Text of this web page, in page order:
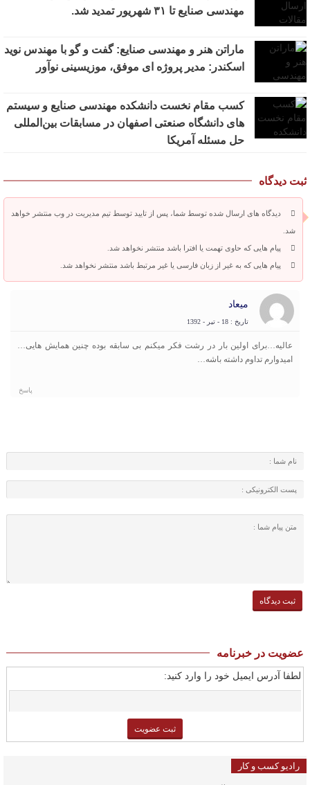
مهندسی صنایع تا ۳۱ شهریور تمدید شد.
ماراتن هنر و مهندسی صنایع: گفت و گو با مهندس نوید
اسکندر: مدیر پروژه ای موفق، موزیسینی نوآور
کسب مقام نخست دانشکده مهندسی صنایع و سیستم
های دانشگاه صنعتی اصفهان در مسابقات بین‌المللی
حل مسئله آمریکا
ثبت دیدگاه
دیدگاه های ارسال شده توسط شما، پس از تایید توسط تیم مدیریت در وب منتشر خواهد
شد.
پیام هایی که حاوی تهمت یا افترا باشد منتشر نخواهد شد.
پیام هایی که به غیر از زبان فارسی یا غیر مرتبط باشد منتشر نخواهد شد.
میعاد
تاریخ : 18 - تیر - 1392
عالیه…برای اولین بار در رشت فکر میکنم بی سابقه بوده چنین همایش هایی…
امیدوارم تداوم داشته باشه…
پاسخ
عضویت در خبرنامه
لطفا آدرس ایمیل خود را وارد کنید:
رادیو کسب و کار